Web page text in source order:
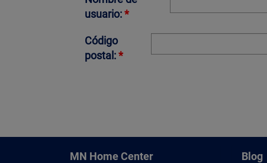
usuario:*
Código
postal:*
MN Home Center Blog